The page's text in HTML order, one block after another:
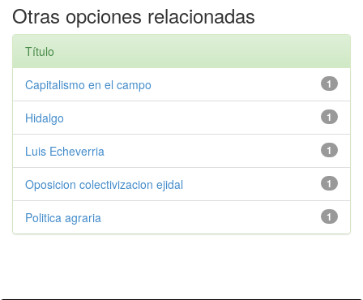
Otras opciones relacionadas
Título
1
Capitalismo en el campo
1
Hidalgo
1
Luis Echeverria
1
Oposicion colectivizacion ejidal
1
Politica agraria